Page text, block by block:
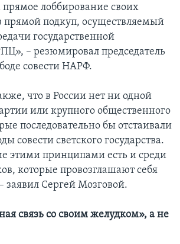
прямое лоббирование своих
прямой подкуп, осуществляемый
государственной
– резюмировал председатель
совести НАРФ.
что в России нет ни одной
или крупного общественного
последовательно бы отстаивали
совести светского государства.
этими принципами есть и среди
которые провозглашают себя
заявил Сергей Мозговой.
связь со своим желудком», а не